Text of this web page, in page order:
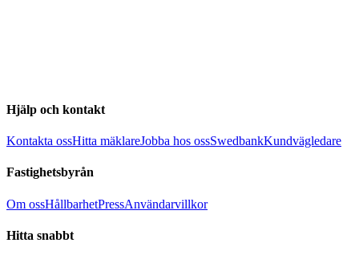
Hjälp och kontakt
Kontakta ossHitta mäklareJobba hos ossSwedbankKundvägledare
Fastighetsbyrån
Om ossHållbarhetPressAnvändarvillkor
Hitta snabbt